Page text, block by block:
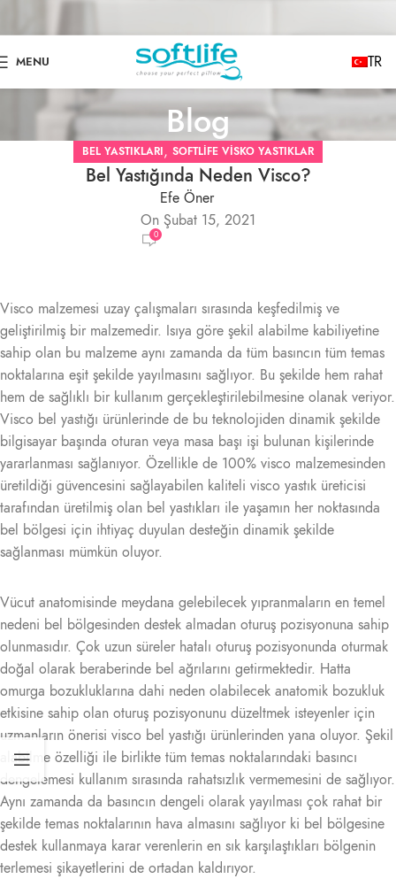
MENU TR
Blog
BEL YASTIKLARI, SOFTLIFE VISKO YASTIKLAR
Bel Yastığında Neden Visco?
Efe Öner
On Şubat 15, 2021
0
Visco malzemesi uzay çalışmaları sırasında keşfedilmiş ve
geliştirilmiş bir malzemedir. Isıya göre şekil alabilme kabiliyetine
sahip olan bu malzeme aynı zamanda da tüm basıncın tüm temas
noktalarına eşit şekilde yayılmasını sağlıyor. Bu şekilde hem rahat
hem de sağlıklı bir kullanım gerçekleştirilebilmesine olanak veriyor.
Visco bel yastığı ürünlerinde de bu teknolojiden dinamik şekilde
bilgisayar başında oturan veya masa başı işi bulunan kişilerinde
yararlanması sağlanıyor. Özellikle de 100% visco malzemesinden
üretildiği güvencesini sağlayabilen kaliteli visco yastık üreticisi
tarafından üretilmiş olan bel yastıkları ile yaşamın her noktasında
bel bölgesi için ihtiyaç duyulan desteğin dinamik şekilde
sağlanması mümkün oluyor.
Vücut anatomisinde meydana gelebilecek yıpranmaların en temel
nedeni bel bölgesinden destek almadan oturuş pozisyonuna sahip
olunmasıdır. Çok uzun süreler hatalı oturuş pozisyonunda oturmak
doğal olarak beraberinde bel ağrılarını getirmektedir. Hatta
omurga bozukluklarına dahi neden olabilecek anatomik bozukluk
etkisine sahip olan oturuş pozisyonunu düzeltmek isteyenler için
uzmanların önerisi visco bel yastığı ürünlerinden yana oluyor. Şekil
alabilme özelliği ile birlikte tüm temas noktalarındaki basıncı
dengelemesi kullanım sırasında rahatsızlık vermemesini de sağlıyor.
Aynı zamanda da basıncın dengeli olarak yayılması çok rahat bir
şekilde temas noktalarının hava almasını sağlıyor ki bel bölgesine
destek kullanmaya karar verenlerin en sık karşılaştıkları bölgenin
terlemesi şikayetlerini de ortadan kaldırıyor.